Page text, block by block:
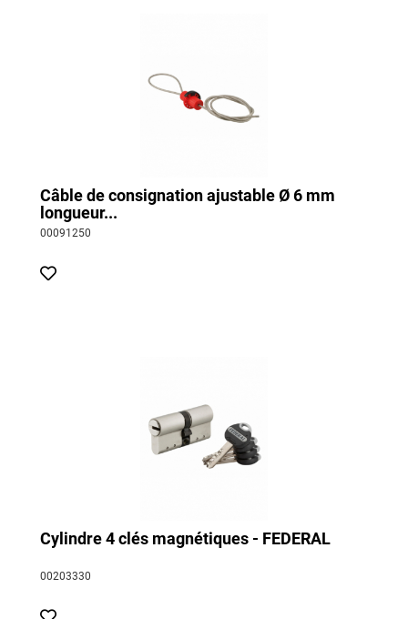
Câble de consignation ajustable Ø 6 mm
longueur...
00091250
Cylindre 4 clés magnétiques - FEDERAL
00203330